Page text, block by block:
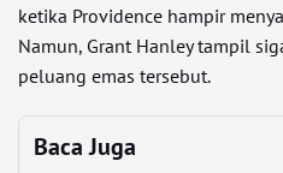
ketika Providence hampir
Namun, Grant Hanley tampil
peluang emas tersebut.
Baca Juga